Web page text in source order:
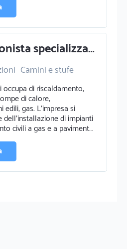
Professionista specializzato in ristrutturazioni a cagliari
Camini e stufe
occupa di riscaldamento,
di calore,
edili, gas. L'impresa si
dell'installazione di impianti
civili a gas e a paviment…